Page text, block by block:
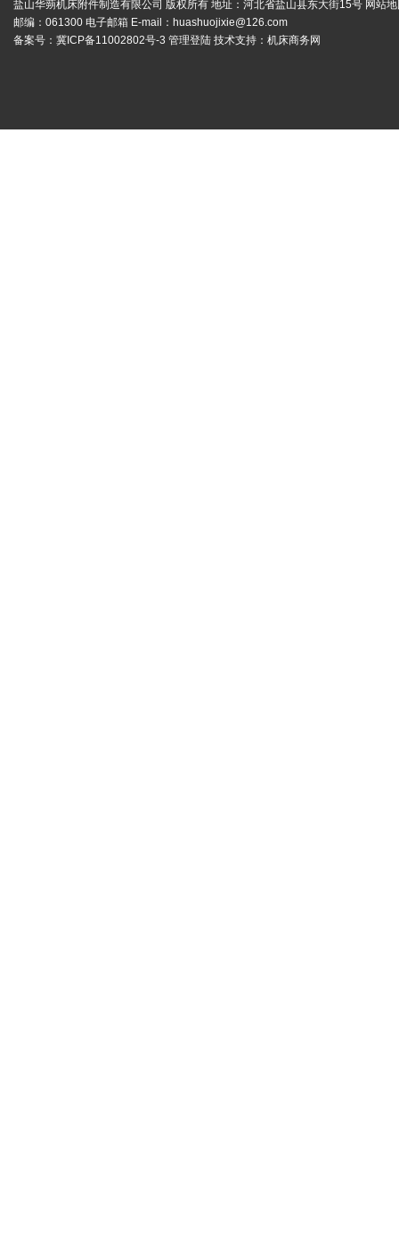
盐山华蒴机床附件制造有限公司 版权所有 地址：河北省盐山县东大街15号 网站
邮编：061300 电子邮箱 E-mail： huashuojixie@126.com
备案号： 冀ICP备11002802号-3 管理登陆 技术支持： 机床商务网